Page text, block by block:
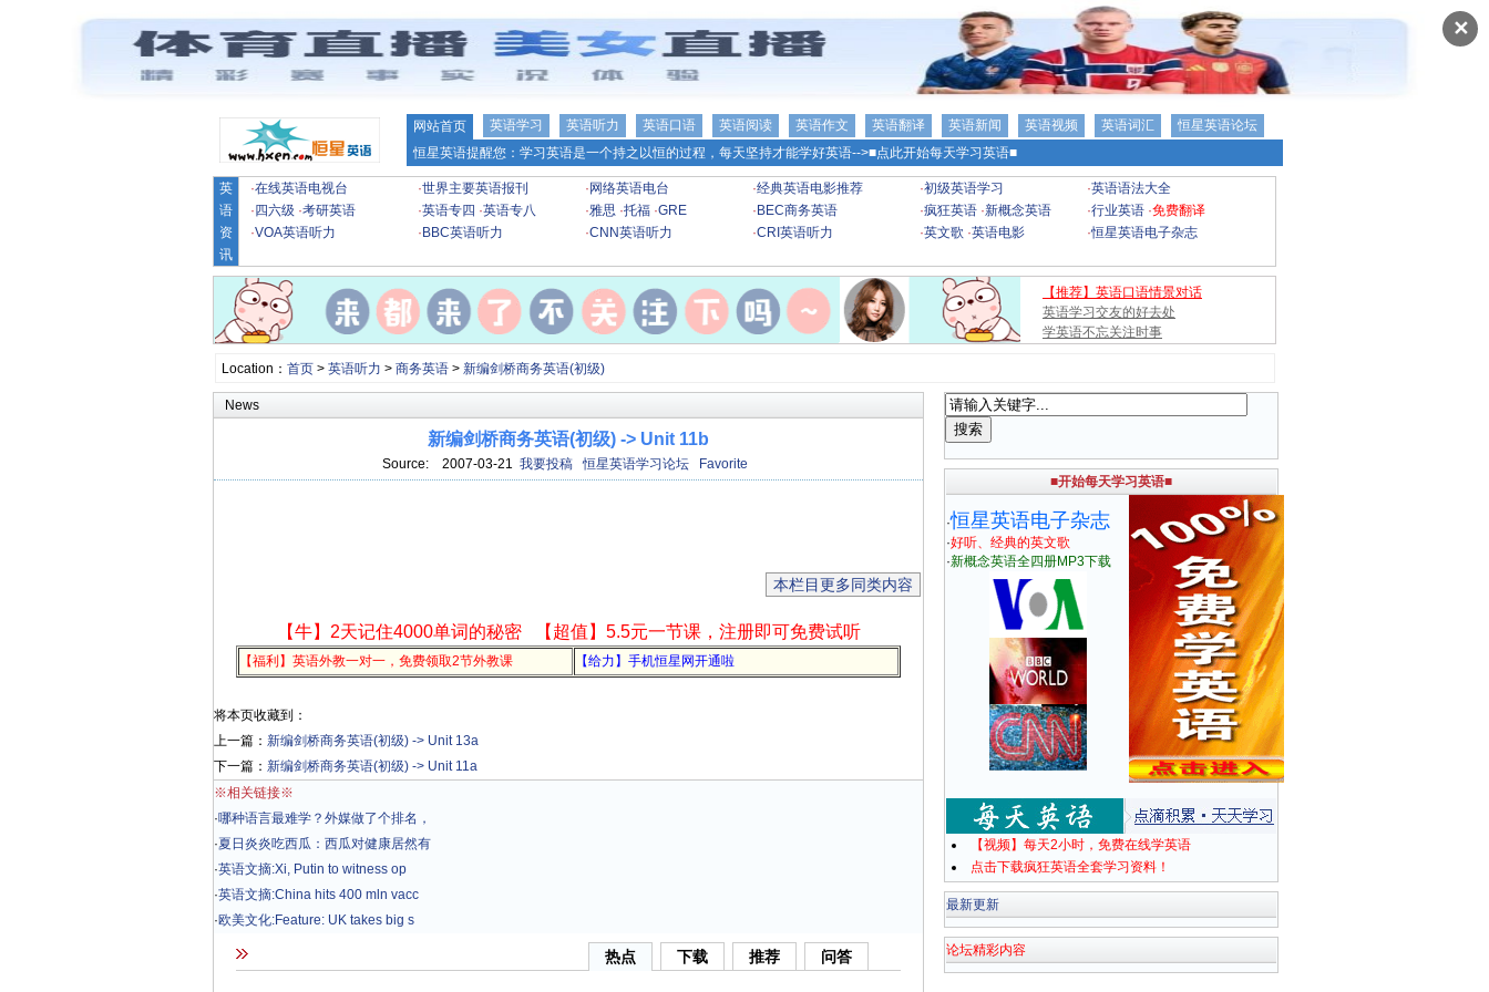
✕
网站首页 英语学习 英语听力 英语口语 英语阅读 英语作文 英语翻译 英语新闻 英语视频 英语词汇
恒星英语论坛
恒星英语提醒您：学习英语是一个持之以恒的过程，每天坚持才能学好英语-->■点此开始每天学习英语■
英
语
资
讯
·在线英语电视台 ·世界主要英语报刊 · 网络英语电台 ·经典英语电影推荐 ·初级英语学习 ·英语语法大全
· 四六级 ·考研英语 ·英语专四 ·英语专八 ·雅思 ·托福 ·GRE · BEC商务英语 ·疯狂英语 ·新概念英语 ·行业英语 ·免费翻译
·VOA英语听力 · BBC英语听力 ·CNN英语听力 ·CRI英语听力 ·英文歌 ·英语电影 ·恒星英语电子杂志
【推荐】英语口语情景对话
英语学习交友的好去处
学英语不忘关注时事
Location： 首页> 英语听力 > 商务英语> 新编剑桥商务英语(初级)
News
新编剑桥商务英语(初级) -> Unit 11b
Source: 2007-03-21 我要投稿 恒星英语学习论坛 Favorite
本栏目更多同类内容
【牛】2天记住4000单词的秘密 【超值】5.5元一节课，注册即可免费试听
【福利】英语外教一对一，免费领取2节外教课 【给力】手机恒星网开通啦
将本页收藏到：
上一篇： 新编剑桥商务英语(初级) -> Unit 13a
下一篇： 新编剑桥商务英语(初级) -> Unit 11a
※相关链接※
·哪种语言最难学？外媒做了个排名，
·夏日炎炎吃西瓜：西瓜对健康居然有
·英语文摘:Xi, Putin to witness op
·英语文摘:China hits 400 mln vacc
·欧美文化:Feature: UK takes big s
热点 下载 推荐 问答
■开始每天学习英语■
·恒星英语电子杂志
·好听、经典的英文歌
·新概念英语全四册MP3下载
【视频】每天2小时，免费在线学英语
点击下载疯狂英语全套学习资料！
最新更新
论坛精彩内容